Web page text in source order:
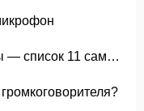
Лучшие караоке-микрофоны — список 11 самых новых в обзорах 2022 года